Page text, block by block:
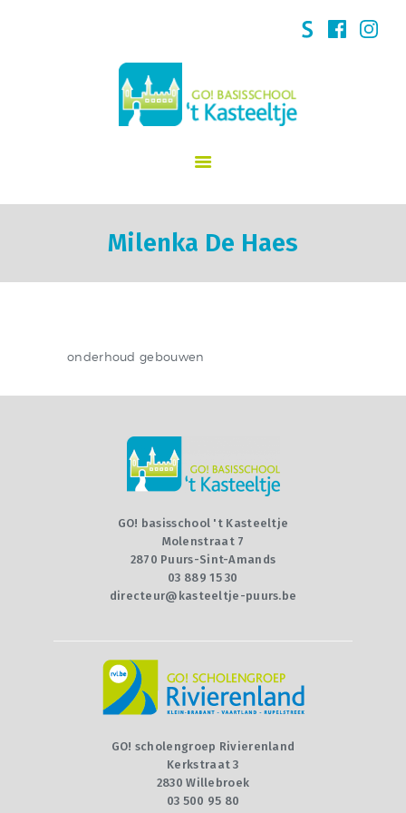
Milenka De Haes
GO! 't Kasteeltje Puurs
INFORMATIE
NIEUWS
INSCHRIJVINGEN
KINDERDAGVERBLIJF
CONTACT
onderhoud gebouwen
GO! basisschool 't Kasteeltje
Molenstraat 7
2870 Puurs-Sint-Amands
03 889 15 30
directeur@kasteeltje-puurs.be
GO! scholengroep Rivierenland
Kerkstraat 3
2830 Willebroek
03 500 95 80